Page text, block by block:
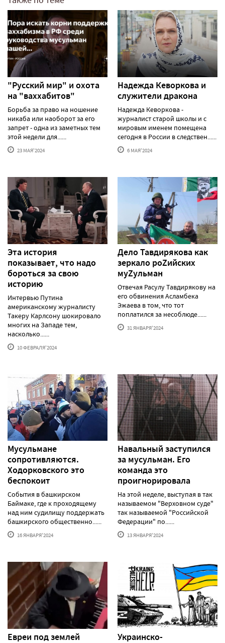
"Русский мир" и охота
на "ваххабитов"
Борьба за право на ношение
никаба или наоборот за его
запрет - одна из заметных тем
этой недели для......
23 МАЯ'2024
Надежда Кеворкова и
служители дракона
Надежда Кеворкова -
журналист старой школы и с
мировым именем помещена
сегодня в России в следствен......
6 МАЯ'2024
Эта история
показывает, что надо
бороться за свою
историю
Интервью Путина
американскому журналисту
Такеру Карлсону шокировало
многих на Западе тем,
насколько......
10 ФЕВРАЛЯ'2024
Дело Тавдирякова как
зеркало роZийских
муZульман
Отвечая Расулу Тавдирякову на
его обвинения Асламбека
Эжаева в том, что тот
поплатился за несоблюде......
31 ЯНВАРЯ'2024
Мусульмане
сопротивляются.
Ходорковского это
беспокоит
События в башкирском
Баймаке, где к проходящему
над ним судилищу поддержать
башкирского общественно......
16 ЯНВАРЯ'2024
Навальный заступился
за мусульман. Его
команда это
проигнорировала
На этой неделе, выступая в так
называемом "Верховном суде"
так называемой "Российской
Федерации" по......
13 ЯНВАРЯ'2024
Евреи под землей
Украинско-